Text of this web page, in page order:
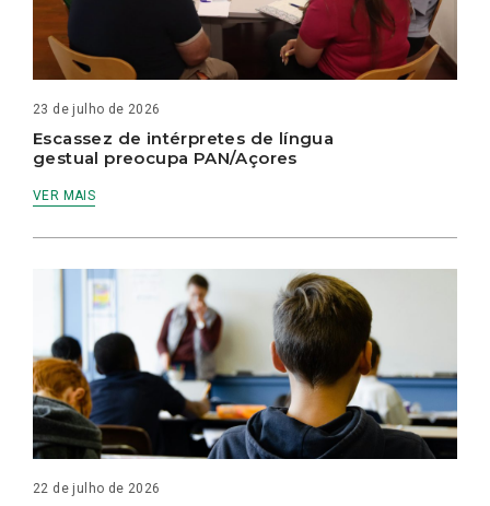
23 de julho de 2026
Escassez de intérpretes de língua
gestual preocupa PAN/Açores
VER MAIS
22 de julho de 2026